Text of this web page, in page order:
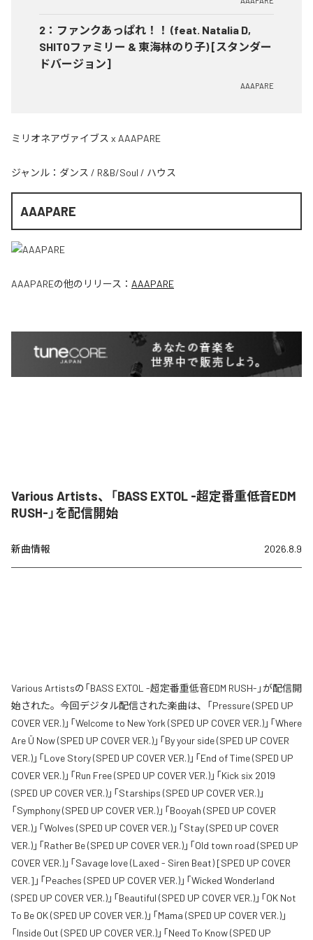
2 ： ファンクあっぱれ！！ (feat. Natalia D,
SHITOファミリー & 東海林のり子) [スタンダー
ドバージョン]
AAAPARE
ミリオネアヴァイブス x AAAPARE
ジャンル： ダンス / R&B/Soul / ハウス
AAAPARE
AAAPAREの他のリリース： AAAPARE
Various Artists、「BASS EXTOL -超定番重低音EDM
RUSH-」を配信開始
新曲情報 2026.8.9
Various Artistsの「BASS EXTOL -超定番重低音EDM RUSH-」が配信開
始された。今回デジタル配信された楽曲は、「Pressure (SPED UP
COVER VER.)」「Welcome to New York (SPED UP COVER VER.)」「Where
Are Ü Now (SPED UP COVER VER.)」「By your side (SPED UP COVER
VER.)」「Love Story (SPED UP COVER VER.)」「End of Time (SPED UP
COVER VER.)」「Run Free (SPED UP COVER VER.)」「Kick six 2019
(SPED UP COVER VER.)」「Starships (SPED UP COVER VER.)」
「Symphony (SPED UP COVER VER.)」「Booyah (SPED UP COVER
VER.)」「Wolves (SPED UP COVER VER.)」「Stay (SPED UP COVER
VER.)」「Rather Be (SPED UP COVER VER.)」「Old town road (SPED UP
COVER VER.)」「Savage love (Laxed - Siren Beat) [SPED UP COVER
VER.]」「Peaches (SPED UP COVER VER.)」「Wicked Wonderland
(SPED UP COVER VER.)」「Beautiful (SPED UP COVER VER.)」「OK Not
To Be OK (SPED UP COVER VER.)」「Mama (SPED UP COVER VER.)」
「Inside Out (SPED UP COVER VER.)」「Need To Know (SPED UP